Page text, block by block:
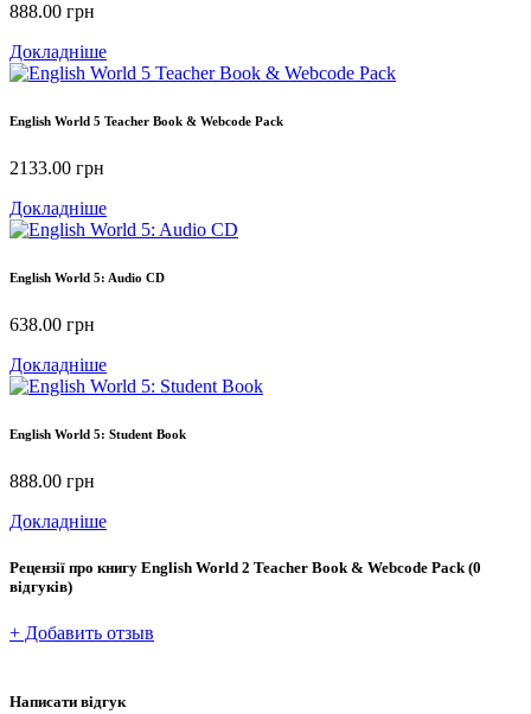
888.00 грн
Докладніше
English World 5 Teacher Book & Webcode Pack
2133.00 грн
Докладніше
English World 5: Audio CD
638.00 грн
Докладніше
English World 5: Student Book
888.00 грн
Докладніше
Рецензії про книгу English World 2 Teacher Book & Webcode Pack (0
відгуків)
+ Добавить отзыв
Написати відгук